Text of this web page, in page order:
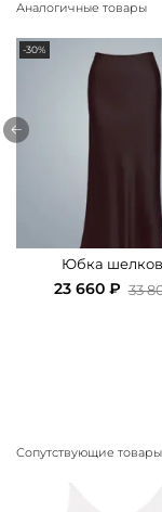
Аналогичные товары
-30%
Юбка
23 660 ₽ 33
Сопутствующие товары